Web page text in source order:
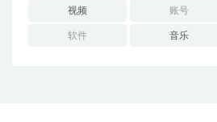
视频 账号
软件 音乐